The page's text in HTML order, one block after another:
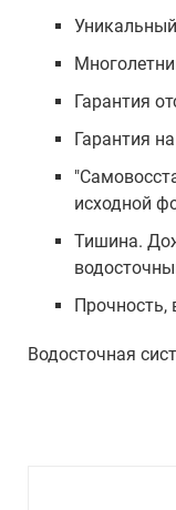
Гарантия
Гарантия
исходной
Тишина.
Прочность,
Водосточная